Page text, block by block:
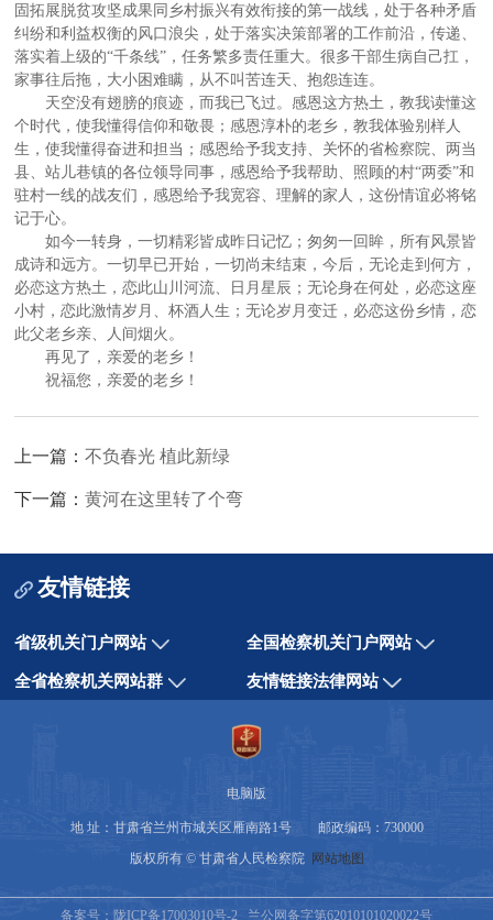
固拓展脱贫攻坚成果同乡村振兴有效衔接的第一战线，处于各种矛盾
纠纷和利益权衡的风口浪尖，处于落实决策部署的工作前沿，传递、
落实着上级的“千条线”，任务繁多责任重大。很多干部生病自己扛，
家事往后拖，大小困难瞒，从不叫苦连天、抱怨连连。
天空没有翅膀的痕迹，而我已飞过。感恩这方热土，教我读懂这
个时代，使我懂得信仰和敬畏；感恩淳朴的老乡，教我体验别样人
生，使我懂得奋进和担当；感恩给予我支持、关怀的省检察院、两当
县、站儿巷镇的各位领导同事，感恩给予我帮助、照顾的村“两委”和
驻村一线的战友们，感恩给予我宽容、理解的家人，这份情谊必将铭
记于心。
如今一转身，一切精彩皆成昨日记忆；匆匆一回眸，所有风景皆
成诗和远方。一切早已开始，一切尚未结束，今后，无论走到何方，
必恋这方热土，恋此山川河流、日月星辰；无论身在何处，必恋这座
小村，恋此激情岁月、杯酒人生；无论岁月变迁，必恋这份乡情，恋
此父老乡亲、人间烟火。
再见了，亲爱的老乡！
祝福您，亲爱的老乡！
上一篇：不负春光 植此新绿
下一篇：黄河在这里转了个弯
友情链接
省级机关门户网站 全国检察机关门户网站
全省检察机关网站群 友情链接法律网站
电脑版
地 址：甘肃省兰州市城关区雁南路1号 邮政编码：730000
版权所有 © 甘肃省人民检察院 网站地图
备案号：陇ICP备17003010号-2 兰公网备字第62010101020022号